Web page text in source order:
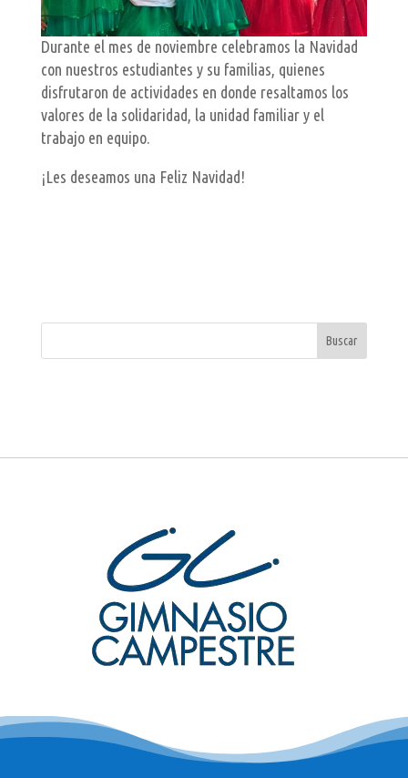
Durante el mes de noviembre celebramos la Navidad
con nuestros estudiantes y su familias, quienes
disfrutaron de actividades en donde resaltamos los
valores de la solidaridad, la unidad familiar y el
trabajo en equipo.
¡Les deseamos una Feliz Navidad!